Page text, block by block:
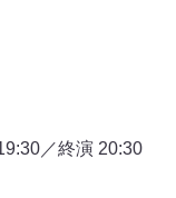
／終演 20:30